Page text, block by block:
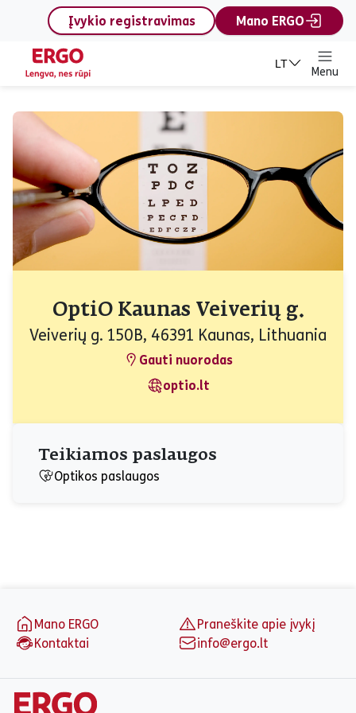
content
Įvykio registravimas
Mano ERGO
LT
Menu
OptiO Kaunas Veiverių g.
Veiverių g. 150B, 46391 Kaunas, Lithuania
Gauti nuorodas
optio.lt
Teikiamos paslaugos
Optikos paslaugos
Mano ERGO
Praneškite apie įvykį
Kontaktai
info@ergo.lt